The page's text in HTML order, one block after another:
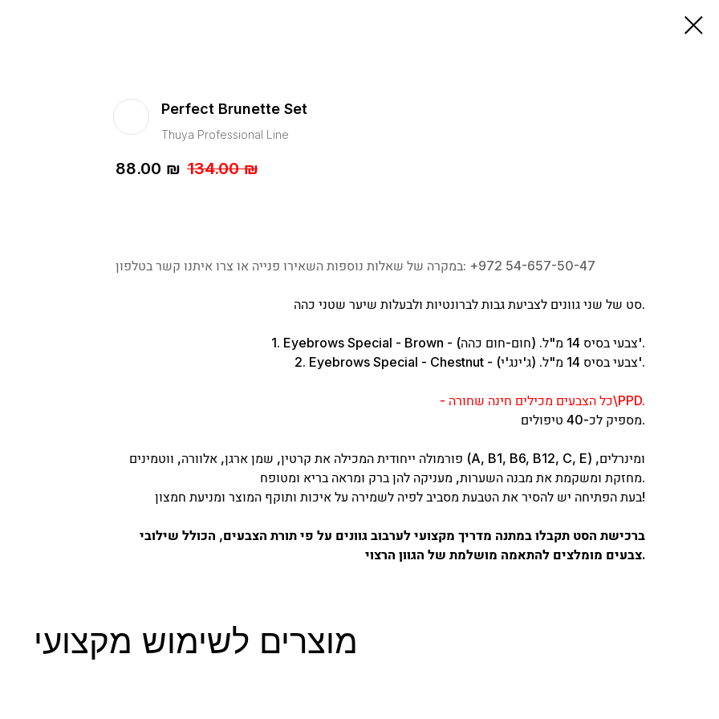
Perfect Brunette Set
Thuya Professional Line
88.00 ₪ 134.00 ₪
במקרה של שאלות נוספות השאירו פנייה או צרו איתנו קשר בטלפון: ‎+972 54-657-50-47
סט של שני גוונים לצביעת גבות לברונטיות ולבעלות שיער שטני כהה.
1. Eyebrows Special - Brown - צבעי בסיס 14 מ"ל. (חום-חום כהה)'.
2. Eyebrows Special - Chestnut - צבעי בסיס 14 מ"ל. (ג'ינג'י)'.
- כל הצבעים מכילים חינה שחורה\PPD.
מספיק לכ-40 טיפולים.
פורמולה ייחודית המכילה את קרטין, שמן ארגן, אלוורה, ווטמינים (A, B1, B6, B12, C, E) ומינרלים,
מחזקת ומשקמת את מבנה השערות, מעניקה להן ברק ומראה בריא ומטופח.
בעת הפתיחה יש להסיר את הטבעת מסביב לפיה לשמירה על איכות ותוקף המוצר ומניעת חמצון!
ברכישת הסט תקבלו במתנה מדריך מקצועי לערבוב גוונים על פי תורת הצבעים, הכולל שילובי
צבעים מומלצים להתאמה מושלמת של הגוון הרצוי.
מוצרים לשימוש מקצועי